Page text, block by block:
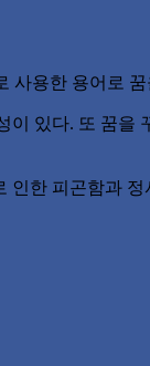
사용한 용어로
있다. 또 꿈
한 피곤함과